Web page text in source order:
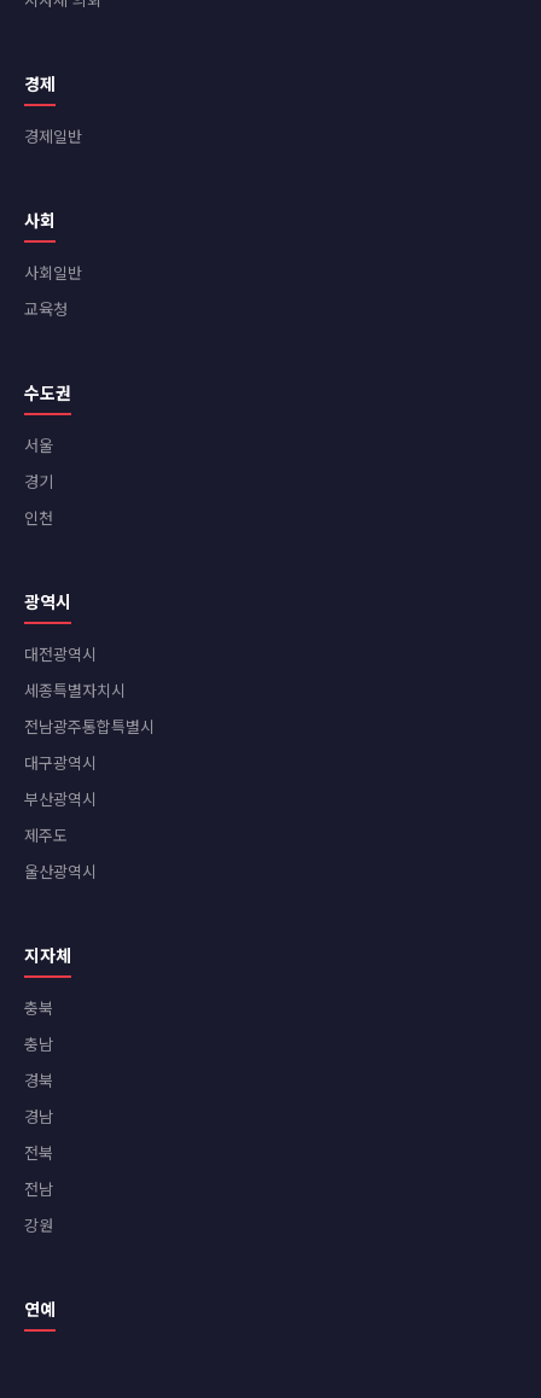
경제
경제일반
사회
사회일반
교육청
수도권
서울
경기
인천
광역시
대전광역시
세종특별자치시
전남광주통합특별시
대구광역시
부산광역시
제주도
울산광역시
지자체
충북
충남
경북
경남
전북
전남
강원
연예